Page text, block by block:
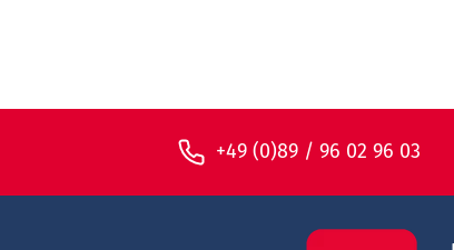
+49 (0)89 / 96 02 96 03